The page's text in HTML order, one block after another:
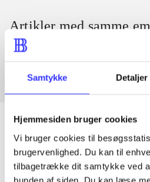
Samtykke Detaljer
Hjemmesiden bruger cookies
Vi bruger cookies til
brugervenlighed. Du kan til
tilbagetrække dit samtykke ved
bunden af siden. Du kan læse
Artikler med samme
Fra
Artikler
Alle registrerede artikler fordelt